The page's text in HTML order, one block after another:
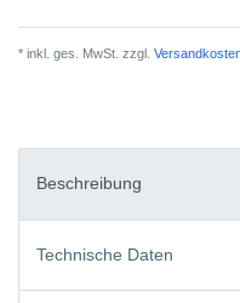
* inkl. ges. MwSt. zzgl.
Beschreibung
Technische Daten